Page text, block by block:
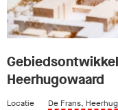
Heerhugowaard
Locatie
De Frans,